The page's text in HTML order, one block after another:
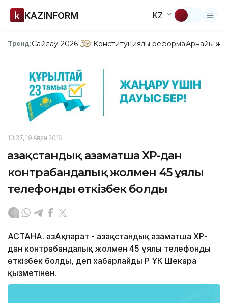
KAZINFORM KZ
Тренд:Сайлау-2026 Конституциялық реформаАрнайы
10:37, 19 Ақпан 2016
Қазақстандық азаматша ҚХР-дан
контрабандалық жолмен 45 ұялы
телефонды өткізбек болды
АСТАНА. ҚазАқпарат - Қазақстандық азаматша ҚХР-
дан контрабандалық жолмен 45 ұялы телефонды
өткізбек болды, деп хабарлайды ҚР ҰҚК Шекара
қызметінен.